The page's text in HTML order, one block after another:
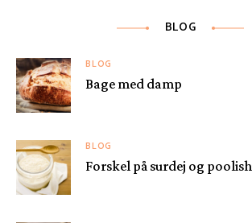
BLOG
BLOG
Bage med damp
BLOG
Forskel på surdej og poolish